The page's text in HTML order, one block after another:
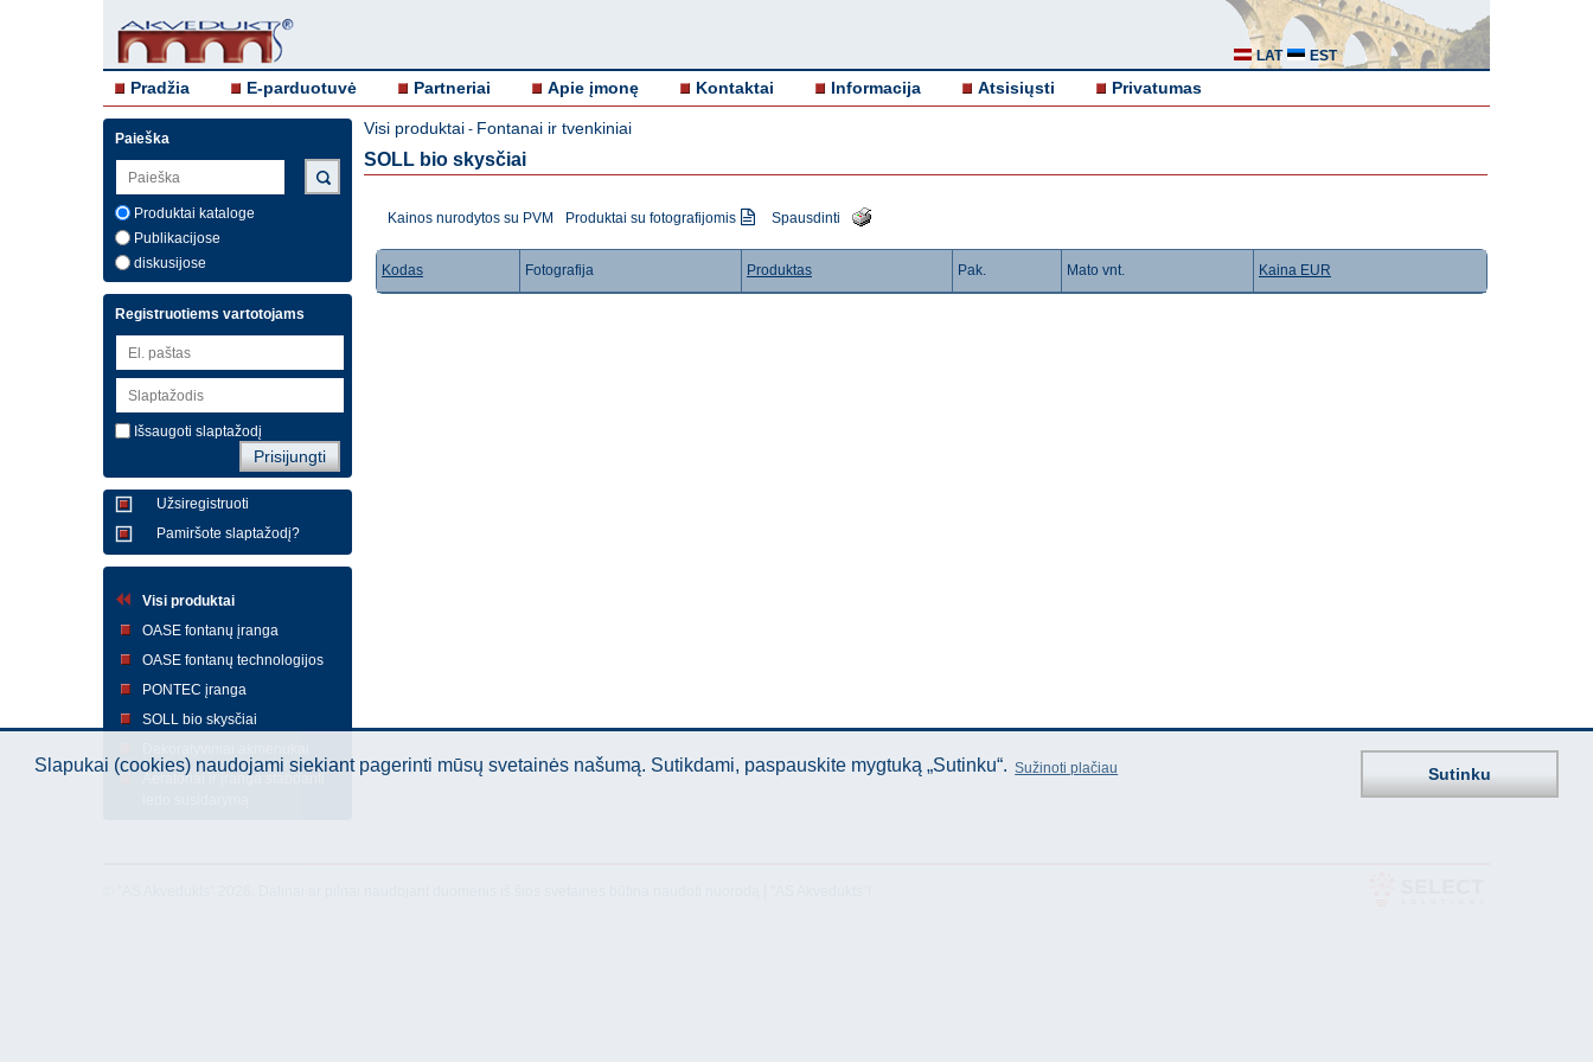
LAT EST
Pradžia E-parduotuvė Partneriai Apie įmonę Kontaktai Informacija Atsisiųsti Privatumas
Paieška
Produktai kataloge
Publikacijose
diskusijose
Registruotiems vartotojams
Išsaugoti slaptažodį
Užsiregistruoti
Pamiršote slaptažodį?
Visi produktai
OASE fontanų įranga
OASE fontanų technologijos
PONTEC įranga
SOLL bio skysčiai
Aeratoriai ir įranga stabdanti
Visi produktai - Fontanai ir tvenkiniai
SOLL bio skysčiai
Kainos nurodytos su PVM Produktai su fotografijomis Spausdinti
Kodas Fotografija Produktas Pak. Mato vnt. Kaina EUR
Slapukai (cookies) naudojami siekiant pagerinti mūsų svetainės našumą. Sutikdami, paspauskite mygtuką „Sutinku“. Sužinoti plačiau Sutinku